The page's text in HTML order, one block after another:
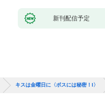
新刊配信予定
キスは金曜日に〈ボスには秘密！I〉